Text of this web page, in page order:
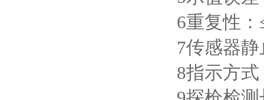
6重复性：
7传感器
8指示方